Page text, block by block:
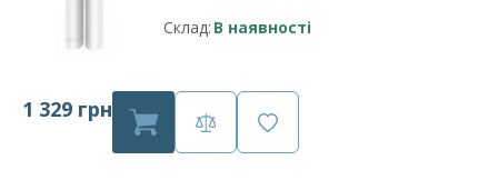
Склад: В наявності
1 329 грн